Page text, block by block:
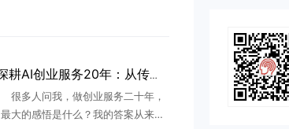
深耕AI创业服务20年：从传统互联网到新商业领跑者
很多人问我，做创业服务二十年，
最大的感悟是什么？我的答案从来不